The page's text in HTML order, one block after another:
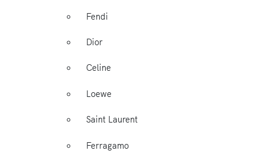
Fendi
Dior
Celine
Loewe
Saint Laurent
Ferragamo